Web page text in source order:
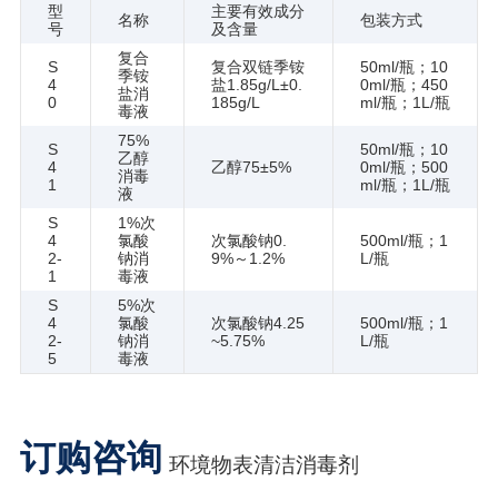
型
号
名称
主要有效成分
及含量
包装方式
S
4
0
复合
季铵
盐消
毒液
复合双链季铵
盐1.85g/L±0.
185g/L
50ml/瓶；10
0ml/瓶；450
ml/瓶；1L/瓶
S
4
1
75%
乙醇
消毒
液
乙醇75±5%
50ml/瓶；10
0ml/瓶；500
ml/瓶；1L/瓶
S
4
2-
1
1%次
氯酸
钠消
毒液
次氯酸钠0.
9%～1.2%
500ml/瓶；1
L/瓶
S
4
2-
5
5%次
氯酸
钠消
毒液
次氯酸钠4.25
~5.75%
500ml/瓶；1
L/瓶
订购咨询 环境物表清洁消毒剂